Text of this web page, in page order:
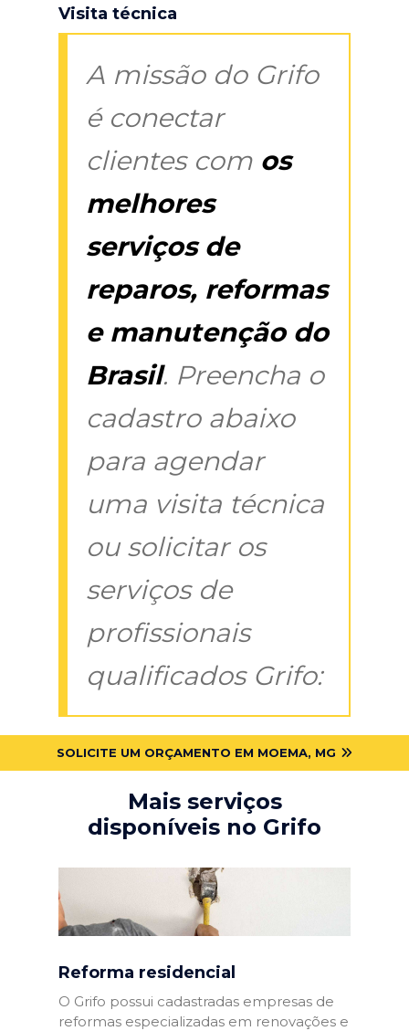
Visita técnica
A missão do Grifo
é conectar
clientes com os
melhores
serviços de
reparos, reformas
e manutenção do
Brasil. Preencha o
cadastro abaixo
para agendar
uma visita técnica
ou solicitar os
serviços de
profissionais
qualificados Grifo:
SOLICITE UM ORÇAMENTO EM MOEMA, MG
Mais serviços
disponíveis no Grifo
Reforma residencial
O Grifo possui cadastradas empresas de
reformas especializadas em renovações e